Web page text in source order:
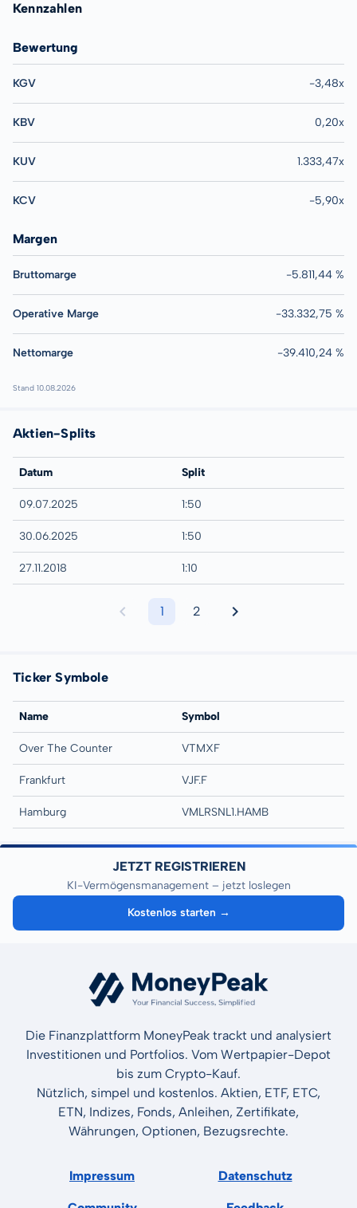
Kennzahlen
Bewertung
KGV -3,48x
KBV 0,20x
KUV 1.333,47x
KCV -5,90x
Margen
Bruttomarge -5.811,44 %
Operative Marge -33.332,75 %
Nettomarge -39.410,24 %
Stand 10.08.2026
Aktien-Splits
Datum Split
09.07.2025 1:50
30.06.2025 1:50
27.11.2018 1:10
1 2
Ticker Symbole
Name Symbol
Over The Counter VTMXF
Frankfurt VJF.F
Hamburg VMLRSNL1.HAMB
JETZT REGISTRIEREN
KI-Vermögensmanagement – jetzt loslegen
Kostenlos starten →
Die Finanzplattform MoneyPeak trackt und analysiert
Investitionen und Portfolios. Vom Wertpapier-Depot
bis zum Crypto-Kauf.
Nützlich, simpel und kostenlos. Aktien, ETF, ETC,
ETN, Indizes, Fonds, Anleihen, Zertifikate,
Währungen, Optionen, Bezugsrechte.
Impressum Datenschutz